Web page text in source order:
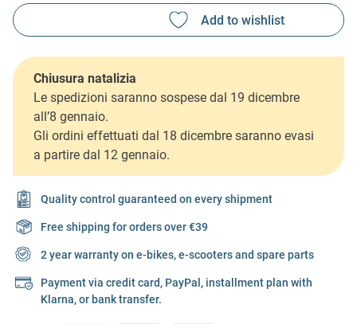
Chiusura natalizia
Le spedizioni saranno sospese dal 19 dicembre
all’8 gennaio.
Gli ordini effettuati dal 18 dicembre saranno evasi
a partire dal 12 gennaio.
Quality control guaranteed on every shipment
Free shipping for orders over €39
2 year warranty on e-bikes, e-scooters and spare parts
Payment via credit card, PayPal, installment plan with
Klarna, or bank transfer.